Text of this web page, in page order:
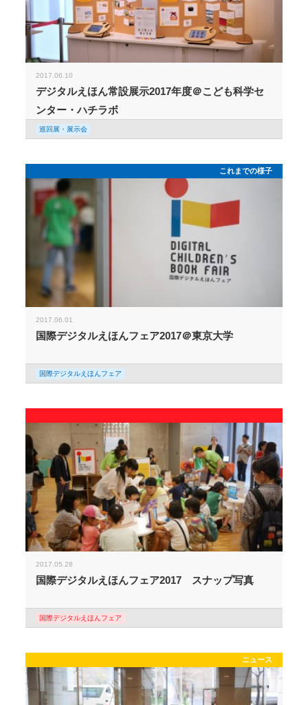
2017.06.10
デジタルえほん常設展示2017年度＠こども科学セ
ンター・ハチラボ
巡回展・展示会
これまでの様子
2017.06.01
国際デジタルえほんフェア2017＠東京大学
国際デジタルえほんフェア
2017.05.28
国際デジタルえほんフェア2017 スナップ写真
国際デジタルえほんフェア
ニュース